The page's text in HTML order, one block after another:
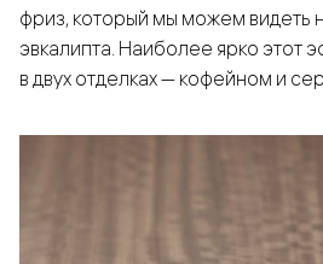
фриз, который мы можем видеть
эвкалипта. Наиболее ярко этот
в двух отделках — кофейном и